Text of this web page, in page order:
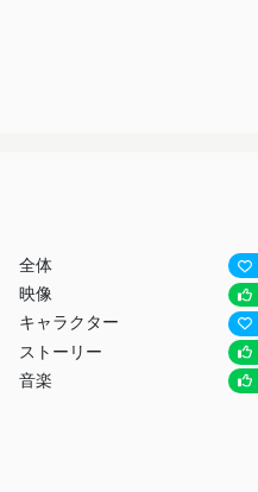
全体
映像
キャラクター
ストーリー
音楽